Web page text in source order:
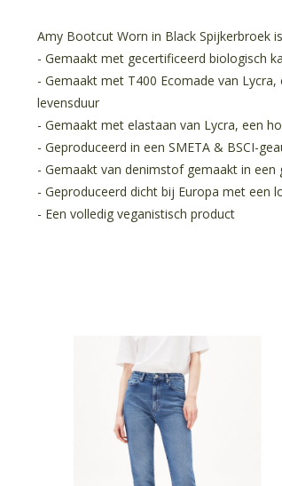
Amy Bootcut Worn in Black Spijkerbroek
- Gemaakt met gecertificeerd biologisch
- Gemaakt met T400 Ecomade van
levensduur
- Gemaakt met elastaan van Lycra, een
- Geproduceerd in een SMETA & BSCI-
- Gemaakt van denimstof gemaakt in
- Geproduceerd dicht bij Europa met een
- Een volledig veganistisch product